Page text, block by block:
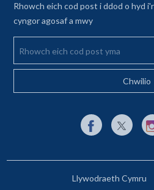
Rhowch eich cod post i ddod o hyd
cyngor agosaf a mwy
Rhowch eich cod post yma
Dolen allanol i
Dolen
Llywodraeth Cymru